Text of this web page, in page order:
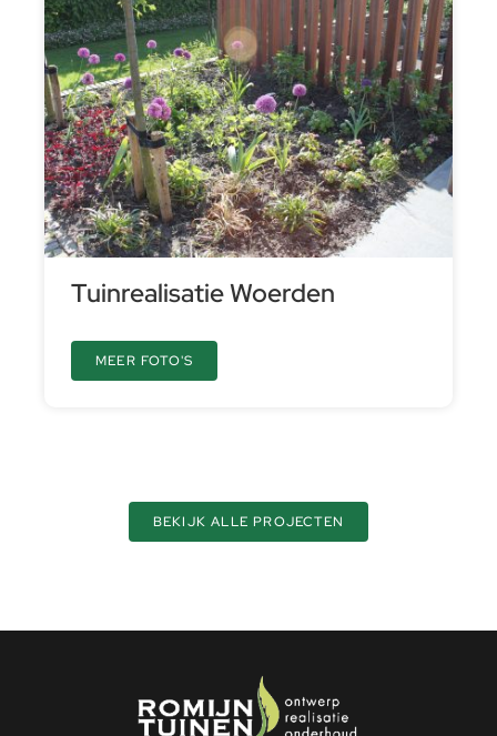
Tuinrealisatie Woerden
MEER FOTO'S
BEKIJK ALLE PROJECTEN